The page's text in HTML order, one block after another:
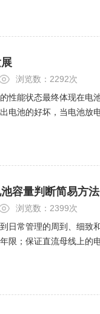
浏览数：2292次
性能状态最终体现在电
电池的好坏，当电池放
，由于测试仪器的匮乏
容量判断简易方法
浏览数：2399次
日常管理的周到、细致
限；保证直流母线上的
蓄电池维护的目的，也